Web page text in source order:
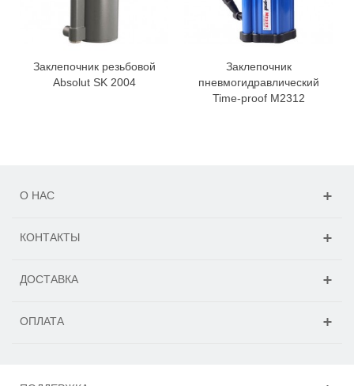
Заклепочник резьбовой
Absolut SK 2004
Заклепочник
пневмогидравлический
Time-proof M2312
О НАС
КОНТАКТЫ
ДОСТАВКА
ОПЛАТА